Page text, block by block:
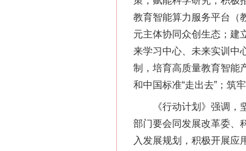
教育智能算力服务平台（
元主体协同众创生态；建
来学习中心、未来实训中
制，培育高质量教育智能
和中国标准“走出去”；筑
《行动计划》强调，坚
部门要会同发展改革委、
入发展规划，积极开展应